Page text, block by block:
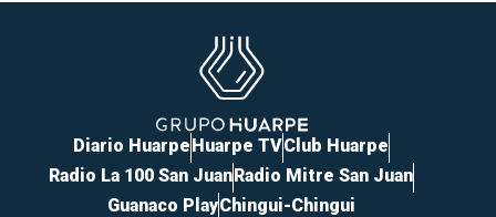
Diario HuarpeHuarpe TVClub Huarpe
Radio La 100 San JuanRadio Mitre San Juan
Guanaco PlayChingui-Chingui